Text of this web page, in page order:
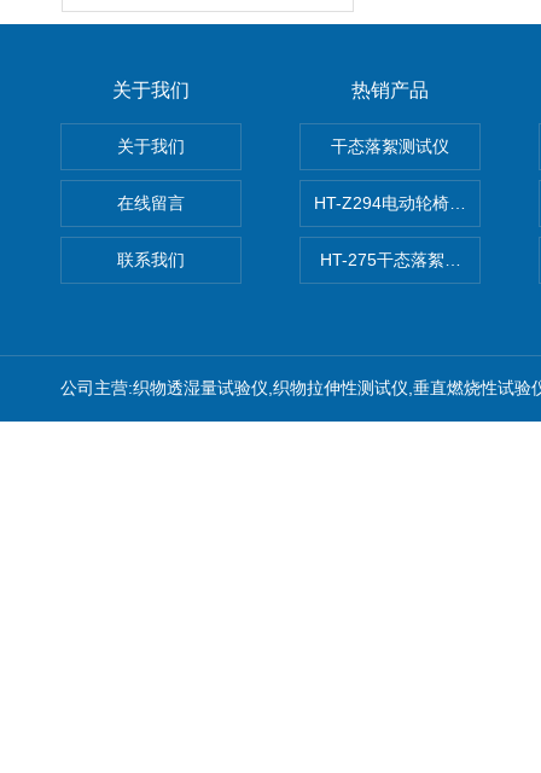
关于我们
关于我们
在线留言
联系我们
热销产品
干态落絮测试仪
HT-Z294电动轮椅车耗电量测
HT-275干态落絮测试仪
公司主营:织物透湿量试验仪,织物拉伸性测试仪,垂直燃烧性试验